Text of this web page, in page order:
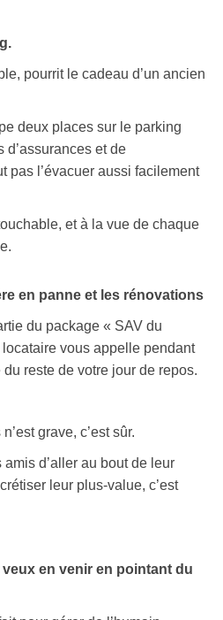
pourrit le cadeau d’un ancien
deux places sur le parking
et de
pas l’évacuer aussi facilement
et à la vue de chaque
en panne et les rénovations
du package « SAV du
vous appelle pendant
reste de votre jour de repos.
grave, c’est sûr.
d’aller au bout de leur
leur plus-value, c’est
en venir en pointant du